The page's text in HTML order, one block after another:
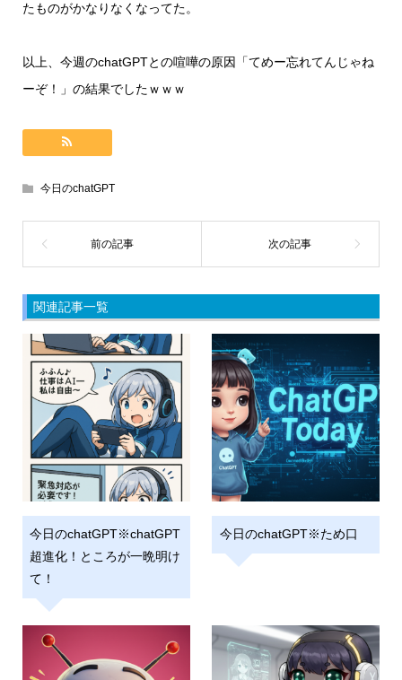
たものがかなりなくなってた。
以上、今週のchatGPTとの喧嘩の原因「てめー忘れてんじゃね
ーぞ！」の結果でしたｗｗｗ
今日のchatGPT
関連記事一覧
今日のchatGPT※chatGPT
超進化！ところが一晩明け
て！
今日のchatGPT※ため口